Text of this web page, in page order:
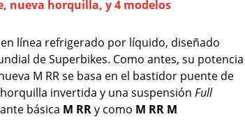
nueva horquilla, y 4 modelos
línea refrigerado por líquido, diseñado
de Superbikes. Como antes, su potencia
M RR se basa en el bastidor puente de
invertida y una suspensión Full
básica M RRy como M RR M